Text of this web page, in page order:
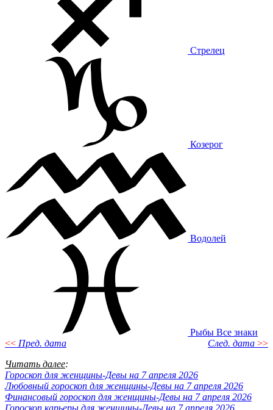
Стрелец
Козерог
Водолей
Рыбы Все знаки
<< Пред. дата След. дата >>
Читать далее:
Гороскоп для женщины-Девы на 7 апреля 2026
Любовный гороскоп для женщины-Девы на 7 апреля 2026
Финансовый гороскоп для женщины-Девы на 7 апреля 2026
Гороскоп карьеры для женщины-Девы на 7 апреля 2026